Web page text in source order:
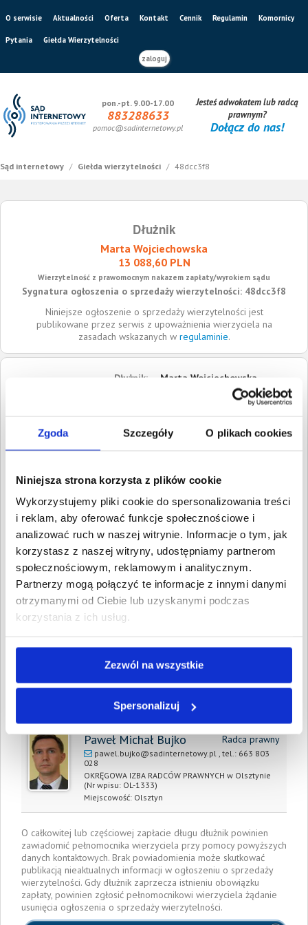
Zgoda Szczegóły O plikach cookies
Niniejsza strona korzysta z plików cookie
Wykorzystujemy pliki cookie do spersonalizowania treści
i reklam, aby oferować funkcje społecznościowe i
analizować ruch w naszej witrynie. Informacje o tym, jak
korzystasz z naszej witryny, udostępniamy partnerom
społecznościowym, reklamowym i analitycznym.
Partnerzy mogą połączyć te informacje z innymi danymi
otrzymanymi od Ciebie lub uzyskanymi podczas
korzystania z ich usług.
Zezwól na wszystkie
Spersonalizuj
O serwisie Aktualności Oferta Kontakt Cennik Regulamin Komornicy
Pytania
Giełda Wierzytelności
zaloguj
pon.-pt. 9.00-17.00
883288633
pomoc@sadinternetowy.pl
Jesteś adwokatem lub radcą
prawnym?
Dołącz do nas!
Sąd internetowy / Giełda wierzytelności / 48dcc3f8
Dłużnik
Marta Wojciechowska
13 088,60 PLN
Wierzytelność z prawomocnym nakazem zapłaty/wyrokiem sądu
Sygnatura ogłoszenia o sprzedaży wierzytelności: 48dcc3f8
Niniejsze ogłoszenie o sprzedaży wierzytelności jest
publikowane przez serwis z upoważnienia wierzyciela na
zasadach wskazanych w regulaminie.
Dłużnik:
Marta Wojciechowska
Roszczenia:
1. Cywilne
września 2022
W sumie: Wartość:10 500,00 PLN
Koszty sądowe:2 588,60 PLN
Spłacono:
0,00 PLN
Całkowita
wartość wierzytelności:
13 088,60 PLN
Prawomocny nakaz
zapłaty/
Data wystawienia: 18 września 2023
Pełnomocnik wierzyciela:
Paweł Michał Bujko Radca prawny
pawel.bujko@sadinternetowy.pl , tel.: 663 803
028
OKRĘGOWA IZBA RADCÓW PRAWNYCH w Olsztynie
(Nr wpisu: OL-1333)
Miejscowość: Olsztyn
O całkowitej lub częściowej zapłacie długu dłużnik powinien
zawiadomić pełnomocnika wierzyciela przy pomocy powyższych
danych kontaktowych. Brak powiadomienia może skutkować
publikacją nieaktualnych informacji w ogłoszeniu o sprzedaży
wierzytelności. Gdy dłużnik zaprzecza istnieniu obowiązku
zapłaty, powinien zgłosić pełnomocnikowi wierzyciela żądanie
usunięcia ogłoszenia o sprzedaży wierzytelności.